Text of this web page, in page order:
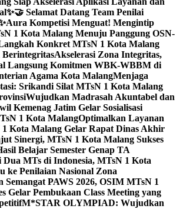
✨🤝 Selamat Datang Team Penilai
Aura Kompetisi Menguat! Mengintip
1 Kota Malang Menuju Panggung OSN-
Konkret MTsN 1 Kota Malang
Akselerasi Zona Integritas,
Langsung Komitmen WBK-WBBM di
Agama Kota MalangMenjaga
Srikandi Silat MTsN 1 Kota Malang
Wujudkan Madrasah Akuntabel dan
Kemenag Jatim Gelar Sosialisasi
1 Kota MalangOptimalkan Layanan
Kota Malang Gelar Rapat Dinas Akhir
Sinergi, MTsN 1 Kota Malang Sukses
Belajar Semester Genap TA
Dua MTs di Indonesia, MTsN 1 Kota
ke Penilaian Nasional Zona
Semangat PAWS 2026, OSIM MTsN 1
Gelar Pembukaan Class Meeting yang
M*STAR OLYMPIAD: Wujudkan